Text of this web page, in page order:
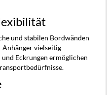
und stabilen Bordwänden
vielseitig
Eckrungen ermöglichen